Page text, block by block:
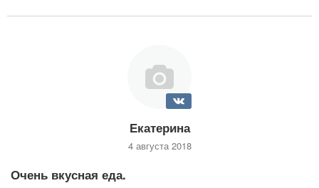
Екатерина
4 августа 2018
Очень вкусная еда.